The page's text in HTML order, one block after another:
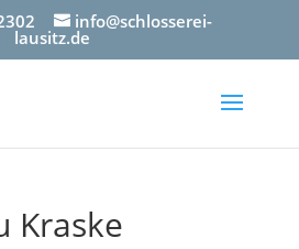
info@schlosserei-
lausitz.de
Kraske